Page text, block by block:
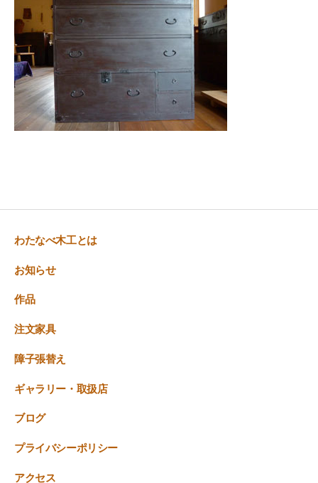
わたなべ木工とは
お知らせ
作品
注文家具
障子張替え
ギャラリー・取扱店
ブログ
プライバシーポリシー
アクセス